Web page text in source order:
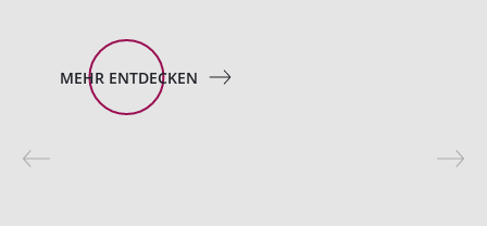
MEHR ENTDECKEN